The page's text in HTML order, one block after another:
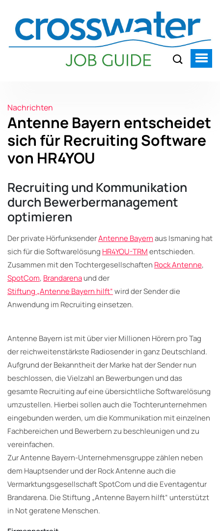
Nachrichten
Antenne Bayern entscheidet
sich für Recruiting Software
von HR4YOU
Recruiting und Kommunikation
durch Bewerbermanagement
optimieren
Der private HörfunksenderAntenne Bayernaus Ismaning hat
sich für die Softwarelösung HR4YOU-TRMentschieden.
Zusammen mit den Tochtergesellschaften Rock Antenne,
SpotCom, Brandarenaund der
Stiftung „Antenne Bayern hilft“wird der Sender die
Anwendung im Recruiting einsetzen.
Antenne Bayern ist mit über vier Millionen Hörern pro Tag
der reichweitenstärkste Radiosender in ganz Deutschland.
Aufgrund der Bekanntheit der Marke hat der Sender nun
beschlossen, die Vielzahl an Bewerbungen und das
gesamte Recruiting auf eine übersichtliche Softwarelösung
umzustellen. Hierbei sollen auch die Tochterunternehmen
eingebunden werden, um die Kommunikation mit einzelnen
Fachbereichen und Bewerbern zu beschleunigen und zu
vereinfachen.
Zur Antenne Bayern-Unternehmensgruppe zählen neben
dem Hauptsender und der Rock Antenne auch die
Vermarktungsgesellschaft SpotCom und die Eventagentur
Brandarena. Die Stiftung „Antenne Bayern hilft“ unterstützt
in Not geratene Menschen.